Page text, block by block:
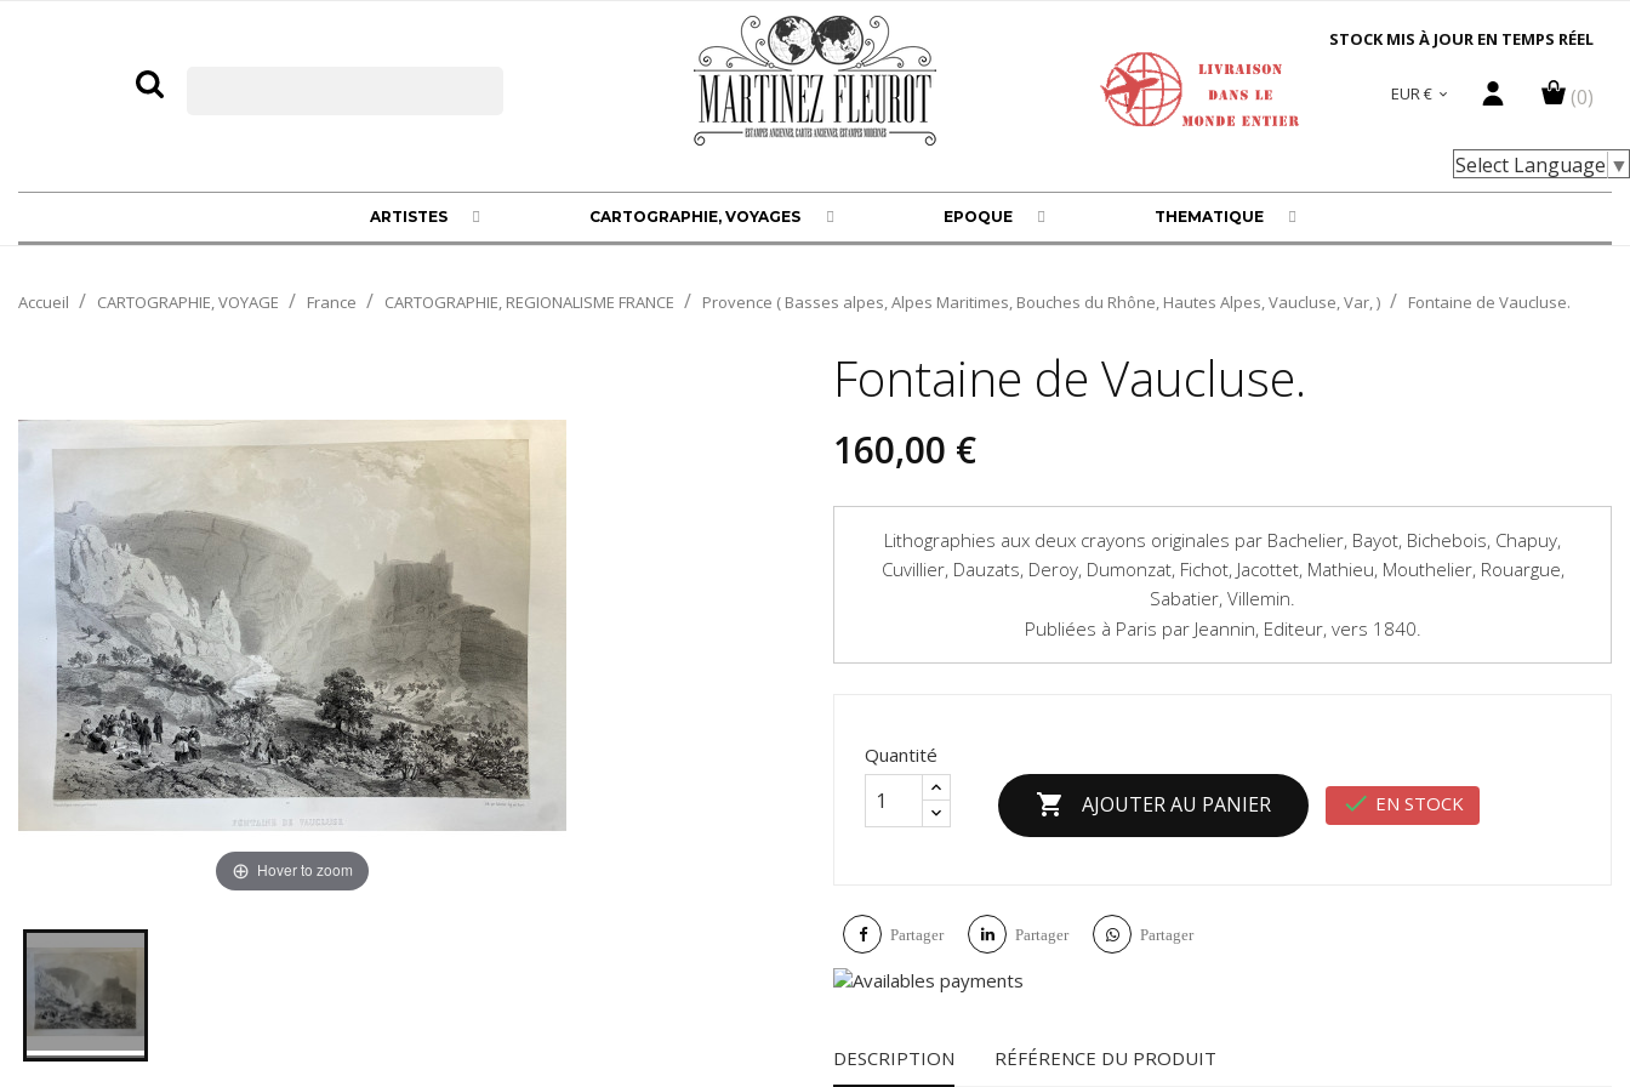
STOCK MIS À JOUR EN TEMPS RÉEL
(0)
EUR € 
Select Language ▼
ARTISTES CARTOGRAPHIE, VOYAGES EPOQUE THEMATIQUE
Accueil CARTOGRAPHIE, VOYAGE France CARTOGRAPHIE, REGIONALISME FRANCE Provence ( Basses alpes, Alpes Maritimes, Bouches du Rhône, Hautes Alpes, Vaucluse, Var, ) Fontaine de Vaucluse.
Hover to zoom
Fontaine de Vaucluse.
160,00 €
Lithographies aux deux crayons originales par Bachelier, Bayot, Bichebois, Chapuy,
Cuvillier, Dauzats, Deroy, Dumonzat, Fichot, Jacottet, Mathieu, Mouthelier, Rouargue,
Sabatier, Villemin.
Publiées à Paris par Jeannin, Editeur, vers 1840.
Quantité
 AJOUTER AU PANIER  EN STOCK
Partager Partager Partager
DESCRIPTION RÉFÉRENCE DU PRODUIT